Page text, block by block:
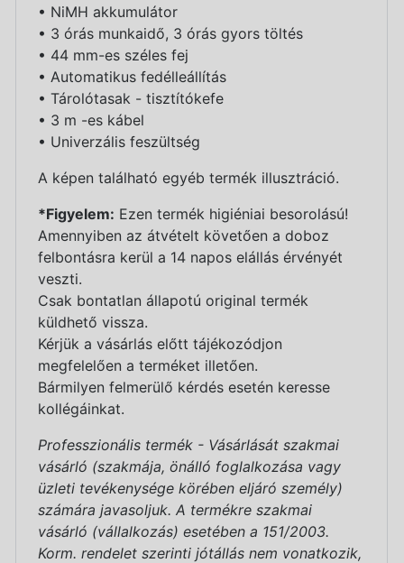
• NiMH akkumulátor
• 3 órás munkaidő, 3 órás gyors töltés
• 44 mm-es széles fej
• Automatikus fedélleállítás
• Tárolótasak - tisztítókefe
• 3 m -es kábel
• Univerzális feszültség
A képen található egyéb termék illusztráció.
*Figyelem: Ezen termék higiéniai besorolású!
Amennyiben az átvételt követően a doboz
felbontásra kerül a 14 napos elállás érvényét
veszti.
Csak bontatlan állapotú original termék
küldhető vissza.
Kérjük a vásárlás előtt tájékozódjon
megfelelően a terméket illetően.
Bármilyen felmerülő kérdés esetén keresse
kollégáinkat.
Professzionális termék - Vásárlását szakmai
vásárló (szakmája, önálló foglalkozása vagy
üzleti tevékenysége körében eljáró személy)
számára javasoljuk. A termékre szakmai
vásárló (vállalkozás) esetében a 151/2003.
Korm. rendelet szerinti jótállás nem vonatkozik,